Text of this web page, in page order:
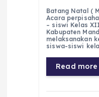
a
c
e
b
o
o
h
a
ts
A
p
p
Batang Natal (
Acara
– siswi Kelas
Kabupaten
melaksanakan
siswa-siswi
Read more